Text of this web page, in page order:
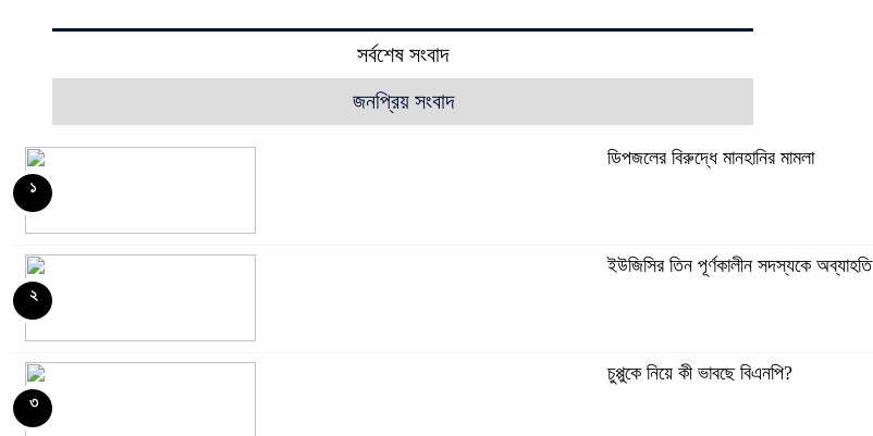
সর্বশেষ সংবাদ
জনপ্রিয় সংবাদ
ডিপজলের বিরুদ্ধে মানহানির মামলা
১
ইউজিসির তিন পূর্ণকালীন সদস্যকে অব্যাহতি
২
চুপ্পুকে নিয়ে কী ভাবছে বিএনপি?
৩